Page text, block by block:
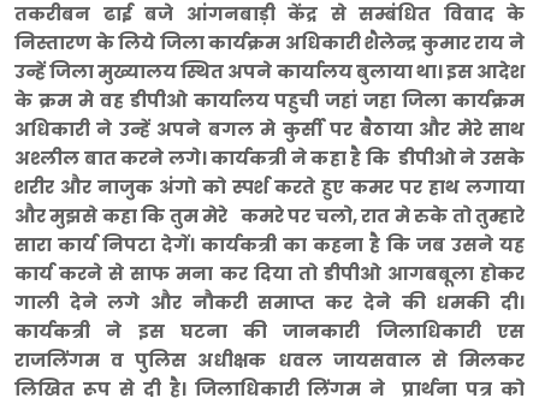
तकरीबन ढाई बजे आंगनबाड़ी केंद्र से सम्बंधित विवाद के
निस्तारण के लिये जिला कार्यक्रम अधिकारी शैलेन्द्र कुमार राय ने
उन्हें जिला मुख्यालय स्थित अपने कार्यालय बुलाया था। इस आदेश
के क्रम मे वह डीपीओ कार्यालय पहुची जहां जहा जिला कार्यक्रम
अधिकारी ने उन्हें अपने बगल मे कुर्सी पर बैठाया और मेरे साथ
अश्लील बात करने लगे। कार्यकत्री ने कहा है कि डीपीओ ने उसके
शरीर और नाजुक अंगो को स्पर्श करते हुए कमर पर हाथ लगाया
और मुझसे कहा कि तुम मेरे कमरे पर चलो, रात मे रुके तो तुम्हारे
सारा कार्य निपटा देगें। कार्यकत्री का कहना है कि जब उसने यह
कार्य करने से साफ मना कर दिया तो डीपीओ आगबबूला होकर
गाली देने लगे और नौकरी समाप्त कर देने की धमकी दी।
कार्यकत्री ने इस घटना की जानकारी जिलाधिकारी एस
राजलिंगम व पुलिस अधीक्षक धवल जायसवाल से मिलकर
लिखित रूप से दी है। जिलाधिकारी लिंगम ने प्रार्थना पत्र को